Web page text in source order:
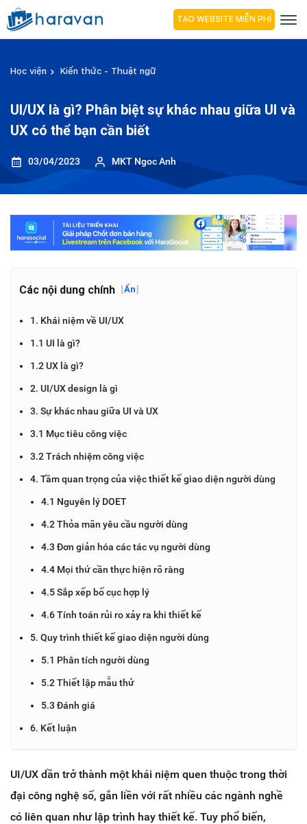
TẠO WEBSITE MIỄN PHÍ
Học viện Kiến thức - Thuật ngữ
UI/UX là gì? Phân biệt sự khác nhau giữa UI và
UX có thể bạn cần biết
03/04/2023 MKT Ngoc Anh
Các nội dung chính [Ẩn]
1. Khái niệm về UI/UX
1.1 UI là gì?
1.2 UX là gì?
2. UI/UX design là gì
3. Sự khác nhau giữa UI và UX
3.1 Mục tiêu công việc
3.2 Trách nhiệm công việc
4. Tầm quan trọng của việc thiết kế giao diện người dùng
4.1 Nguyên lý DOET
4.2 Thỏa mãn yêu cầu người dùng
4.3 Đơn giản hóa các tác vụ người dùng
4.4 Mọi thứ cần thực hiện rõ ràng
4.5 Sắp xếp bố cục hợp lý
4.6 Tính toán rủi ro xảy ra khi thiết kế
5. Quy trình thiết kế giao diện người dùng
5.1 Phân tích người dùng
5.2 Thiết lập mẫu thử
5.3 Đánh giá
6. Kết luận
UI/UX dần trở thành một khái niệm quen thuộc trong thời
đại công nghệ số, gắn liền với rất nhiều các ngành nghề
có liên quan như lập trình hay thiết kế. Tuy phổ biến,